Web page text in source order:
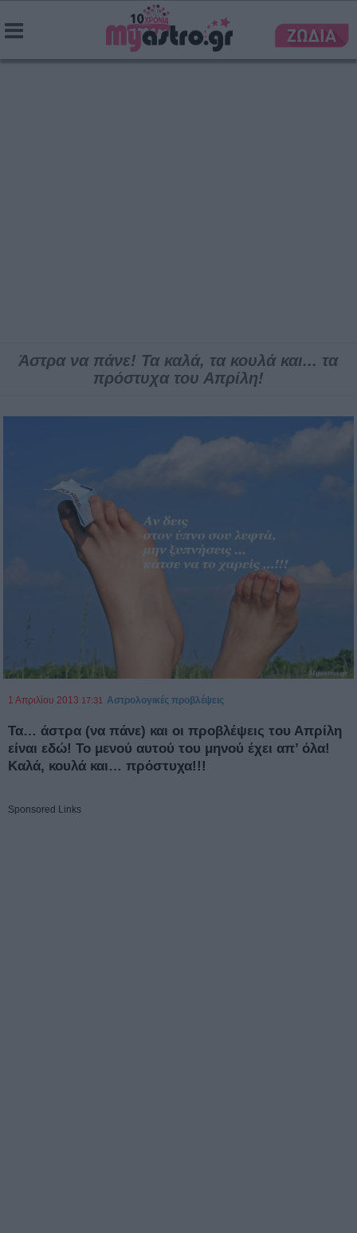
Άστρα να πάνε! Τα καλά, τα κουλά και... τα
πρόστυχα του Απρίλη!
1 Απριλίου 2013 17:31 Αστρολογικές προβλέψεις
Τα… άστρα (να πάνε) και οι προβλέψεις του Απρίλη
είναι εδώ! Το μενού αυτού του μηνού έχει απ’ όλα!
Καλά, κουλά και… πρόστυχα!!!
Sponsored Links